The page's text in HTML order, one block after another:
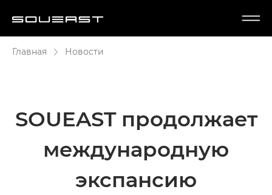
Главная Новости
SOUEAST продолжает
международную
экспансию